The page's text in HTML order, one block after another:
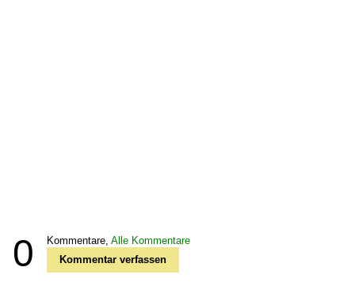
0 Kommentare, Alle Kommentare
Kommentar verfassen